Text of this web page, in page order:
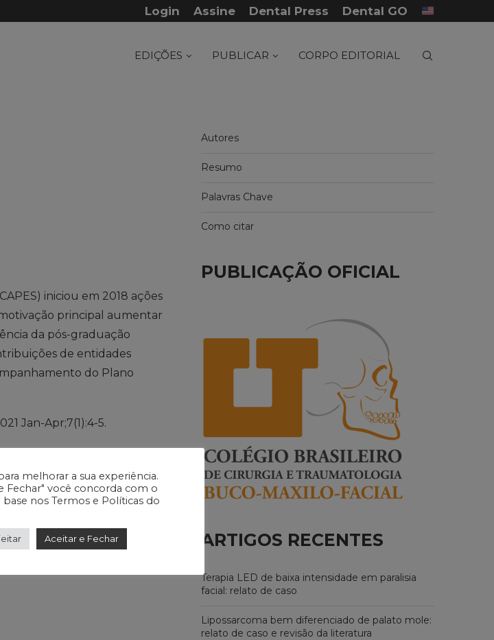
Osteoma osteoide em mandíbula: relato de... Tratamento de fratura panfacial com
Login Assine Dental Press Dental GO
EDIÇÕES PUBLICAR CORPO EDITORIAL
iniciou em 2018 ações
principal aumentar
da pós-graduação
de entidades
do Plano
Jan-Apr;7(1):4-5.
Autores
Resumo
Palavras Chave
Como citar
PUBLICAÇÃO OFICIAL
ARTIGOS RECENTES
Terapia LED de baixa intensidade em paralisia
facial: relato de caso
Lipossarcoma bem diferenciado de palato mole:
relato de caso e revisão da literatura
melhorar a sua experiência.
Fechar" você concorda com o
nos Termos e Políticas do
Aceitar e Fechar